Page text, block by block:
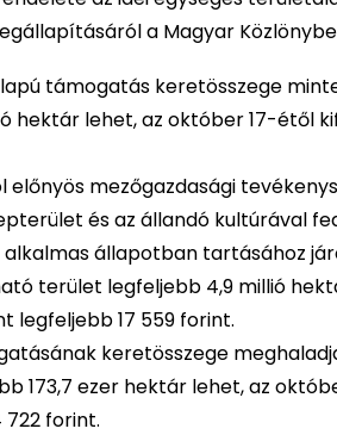
a Magyar
támogatás keretösszege
hektár lehet, az október 17-étől
mezőgazdasági
és az állandó kultúrával
állapotban tartásához
terület legfeljebb 4,9 millió
legfeljebb 17 559 forint.
keretösszege
173,7 ezer hektár lehet, az
forint.